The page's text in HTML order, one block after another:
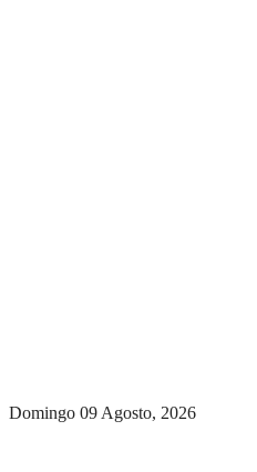
Domingo 09 Agosto, 2026